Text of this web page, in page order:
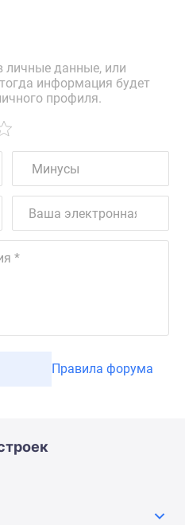
личные данные, или
информация будет
профиля.
Правила форума